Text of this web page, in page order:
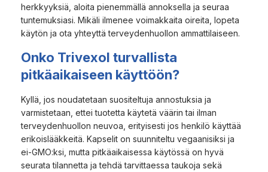
herkkyyksiä, aloita pienemmällä annoksella ja seuraa
tuntemuksiasi. Mikäli ilmenee voimakkaita oireita, lopeta
käytön ja ota yhteyttä terveydenhuollon ammattilaiseen.
Onko Trivexol turvallista
pitkäaikaiseen käyttöön?
Kyllä, jos noudatetaan suositeltuja annostuksia ja
varmistetaan, ettei tuotetta käytetä väärin tai ilman
terveydenhuollon neuvoa, erityisesti jos henkilö käyttää
erikoislääkkeitä. Kapselit on suunniteltu vegaanisiksi ja
ei-GMO:ksi, mutta pitkäaikaisessa käytössä on hyvä
seurata tilannetta ja tehdä tarvittaessa taukoja sekä